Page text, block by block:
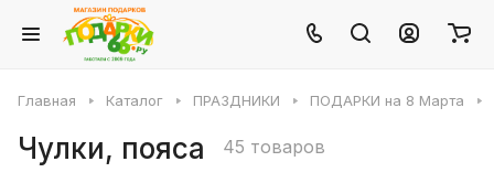
Главная Каталог ПРАЗДНИКИ ПОДАРКИ на 8 Марта
Чулки, пояса 45 товаров